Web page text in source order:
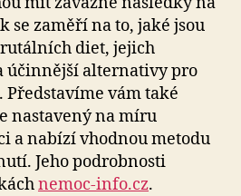
se zaměří na to, jaké jsou
diet, jejich
účinnější alternativy pro
vám také
nastavený na míru
a nabízí vhodnou metodu
Jeho podrobnosti
nemoc-info.cz.